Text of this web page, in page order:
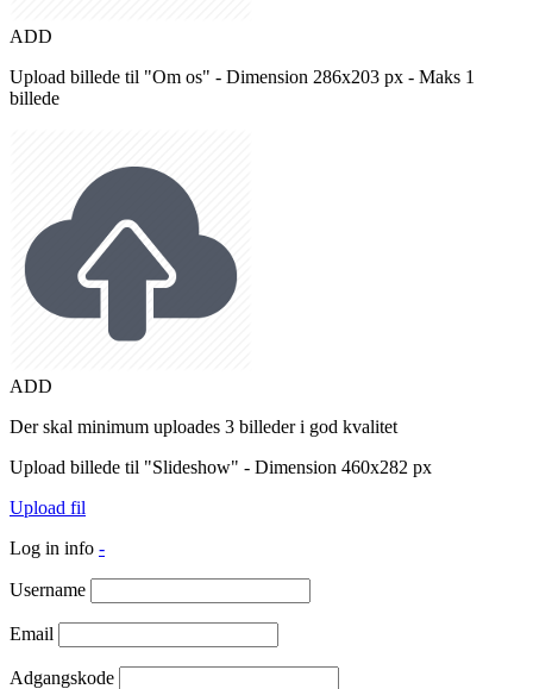
ADD
Upload billede til "Om os" - Dimension 286x203 px - Maks 1
billede
ADD
Der skal minimum uploades 3 billeder i god kvalitet
Upload billede til "Slideshow" - Dimension 460x282 px
Upload fil
Log in info -
Username
Email
Adgangskode